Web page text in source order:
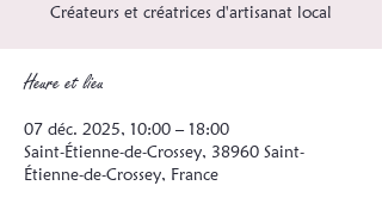
Créateurs et créatrices d'artisanat local
Heure et lieu
07 déc. 2025, 10:00 – 18:00
Saint-Étienne-de-Crossey, 38960 Saint-
Étienne-de-Crossey, France